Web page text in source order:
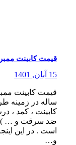
قیمت کابینت
15 آبان, 1401
ساله در زمینه
کابینت ، کمد ،
ضد سرقت و … )
است . در این
و…